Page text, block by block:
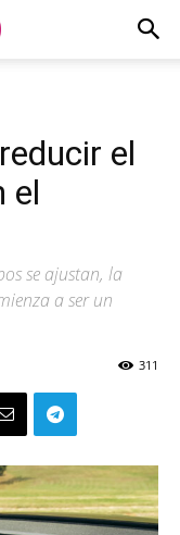
el
el
se ajustan, la
a ser un
311